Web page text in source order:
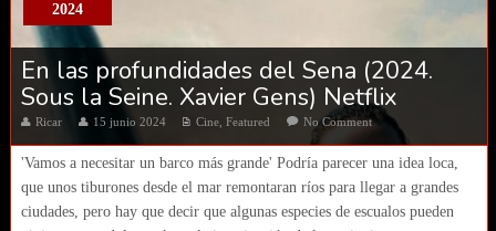
2024
En las profundidades del Sena (2024.
Sous la Seine. Xavier Gens) Netflix
Ricar 15 junio 2024 Cine, Featured No Comment
'Vamos a necesitar un barco más grande' Podría parecer una idea loca,
que unos tiburones desde el mar remontaran ríos para llegar a grandes
ciudades, pero hay que decir que algunas especies de escualos pueden